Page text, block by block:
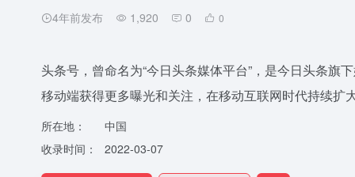
4年前发布 1,920 0 0
头条号，曾命名为“今日头条媒体平台”，是今日头条旗
移动端获得更多曝光和关注，在移动互联网时代持续
所在地：
中国
收录时间：
2022-03-07